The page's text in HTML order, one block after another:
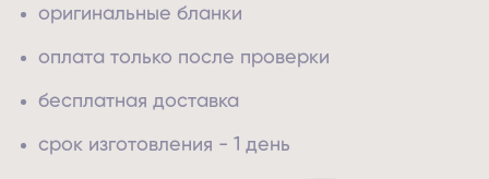
оригинальные бланки
оплата только после проверки
бесплатная доставка
срок изготовления - 1 день